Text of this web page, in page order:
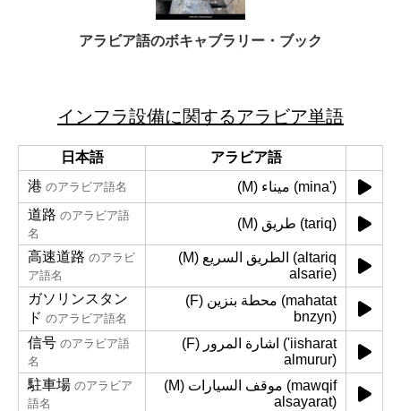
アラビア語のボキャブラリー・ブック
インフラ設備に関するアラビア単語
日本語
アラビア語
港 のアラビア語名
(M) ميناء (mina')
道路 のアラビア語
名
(M) طريق (tariq)
高速道路 のアラビ
ア語名
(M) الطريق السريع (altariq
alsarie)
ガソリンスタン
ド のアラビア語名
(F) محطة بنزين (mahatat
bnzyn)
信号 のアラビア語
名
(F) اشارة المرور ('iisharat
almurur)
駐車場 のアラビア
語名
(M) موقف السيارات (mawqif
alsayarat)